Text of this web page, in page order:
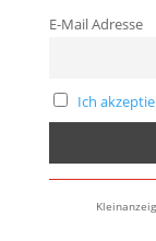
E-Mail Adresse
Ich